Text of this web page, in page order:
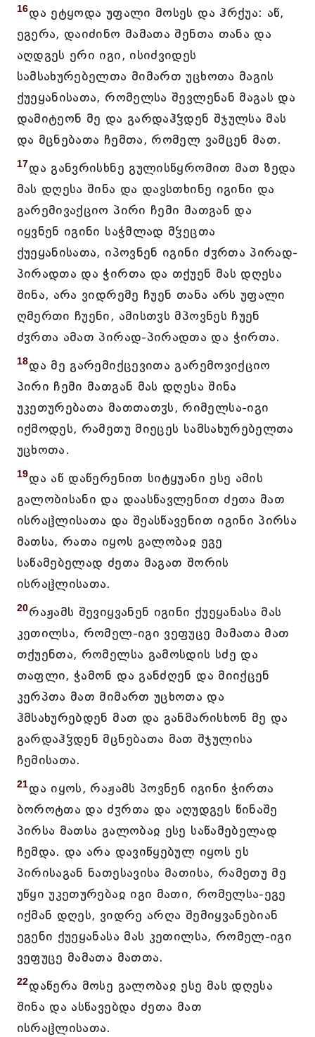
16და ეტყოდა უფალი მოსეს და ჰრქუა: აწ,
ეგერა, დაიძინო მამათა შენთა თანა და
აღდგეს ერი იგი, ისიძვიდეს
სამსახურებელთა მიმართ უცხოთა მაგის
ქუეყანისათა, რომელსა შევლენან მაგას და
დამიტეონ მე და გარდაჰჴდენ შჯულსა მას
და მცნებათა ჩემთა, რომელ ვამცენ მათ.
17და განვრისხნე გულისწყრომით მათ ზედა
მას დღესა შინა და დავსთხინე იგინი და
გარემივაქციო პირი ჩემი მათგან და
იყვნენ იგინი საჭმლად მჴეცთა
ქუეყანისათა, იპოვნენ იგინი ძჳრთა პირად-
პირადთა და ჭირთა და თქუენ მას დღესა
შინა, არა ვიდრემე ჩუენ თანა არს უფალი
ღმერთი ჩუენი, ამისთჳს მპოვნეს ჩუენ
ძჳრთა ამათ პირად-პირადთა და ჭირთა.
18და მე გარემიქცევითა გარემოვიქციო
პირი ჩემი მათგან მას დღესა შინა
უკეთურებათა მათთათჳს, რიმელსა-იგი
იქმოდეს, რამეთუ მიეცეს სამსახურებელთა
უცხოთა.
19და აწ დაწერენით სიტყუანი ესე ამის
გალობისანი და დაასწავლენით ძეთა მათ
ისრაჱლისათა და შეასწავენით იგინი პირსა
მათსა, რათა იყოს გალობაჲ ეგე
საწამებელად ძეთა მაგათ შორის
ისრაჱლისათა.
20რაჟამს შევიყვანენ იგინი ქუეყანასა მას
კეთილსა, რომელ-იგი ვეფუცე მამათა მათ
თქუენთა, რომელსა გამოსდის სძე და
თაფლი, ჭამონ და განძღენ და მიიქცენ
კერპთა მათ მიმართ უცხოთა და
ჰმსახურებდენ მათ და განმარისხონ მე და
გარდაჰჴდენ მცნებათა მათ შჯულისა
ჩემისათა.
21და იყოს, რაჟამს პოვნენ იგინი ჭირთა
ბოროტთა და ძჳრთა და აღუდგეს წინაშე
პირსა მათსა გალობაჲ ესე საწამებელად
ჩემდა. და არა დავიწყებულ იყოს ეს
პირისაგან ნათესავისა მათისა, რამეთუ მე
უწყი უკეთურებაჲ იგი მათი, რომელსა-ეგე
იქმან დღეს, ვიდრე არღა შემიყვანებიან
ეგენი ქუეყანასა მას კეთილსა, რომელ-იგი
ვეფუცე მამათა მათთა.
22დაწერა მოსე გალობაჲ ესე მას დღესა
შინა და ასწავებდა ძეთა მათ
ისრაჱლისათა.